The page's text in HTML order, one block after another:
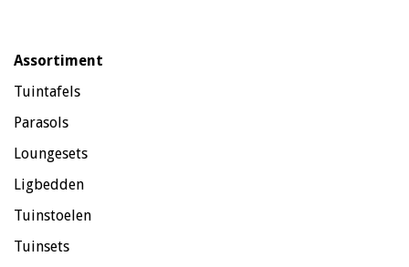
Assortiment
Tuintafels
Parasols
Loungesets
Ligbedden
Tuinstoelen
Tuinsets